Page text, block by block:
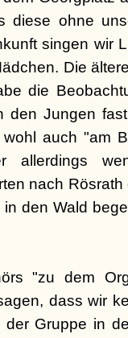
ohne
singen wir
Die
die
den Jungen
auch "am
allerdings
nach
den Wald
"zu dem
dass wir
Gruppe in